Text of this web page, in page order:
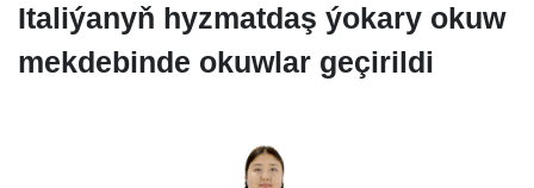
Italiýanyň hyzmatdaş ýokary okuw
mekdebinde okuwlar geçirildi